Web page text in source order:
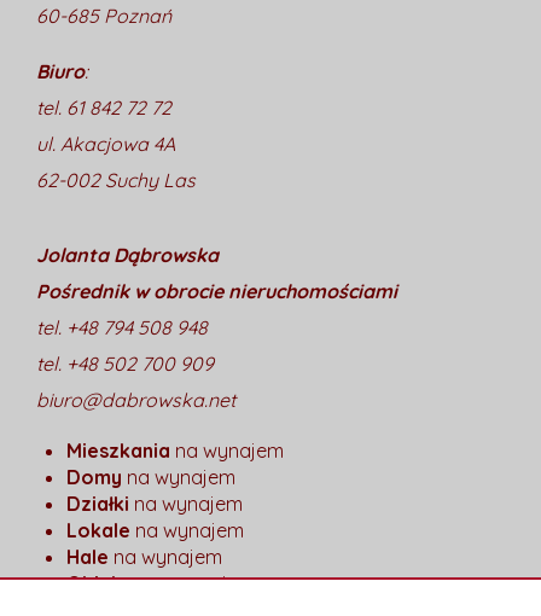
60-685 Poznań
Biuro:
tel. 61 842 72 72
ul. Akacjowa 4A
62-002 Suchy Las
Jolanta Dąbrowska
Pośrednik w obrocie nieruchomościami
tel. +48 794 508 948
tel. +48 502 700 909
biuro@dabrowska.net
Mieszkania na wynajem
Domy na wynajem
Działki na wynajem
Lokale na wynajem
Hale na wynajem
Obiektyna wynajem